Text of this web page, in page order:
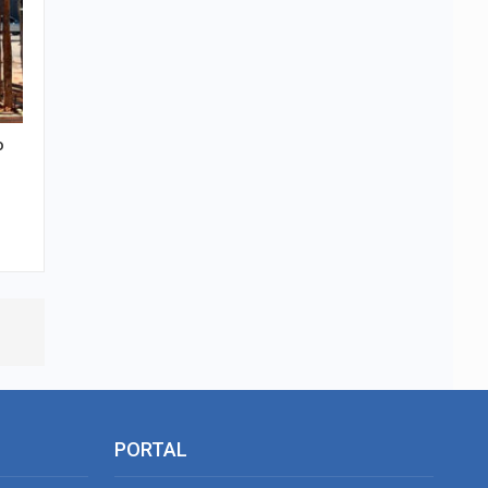
PORTAL